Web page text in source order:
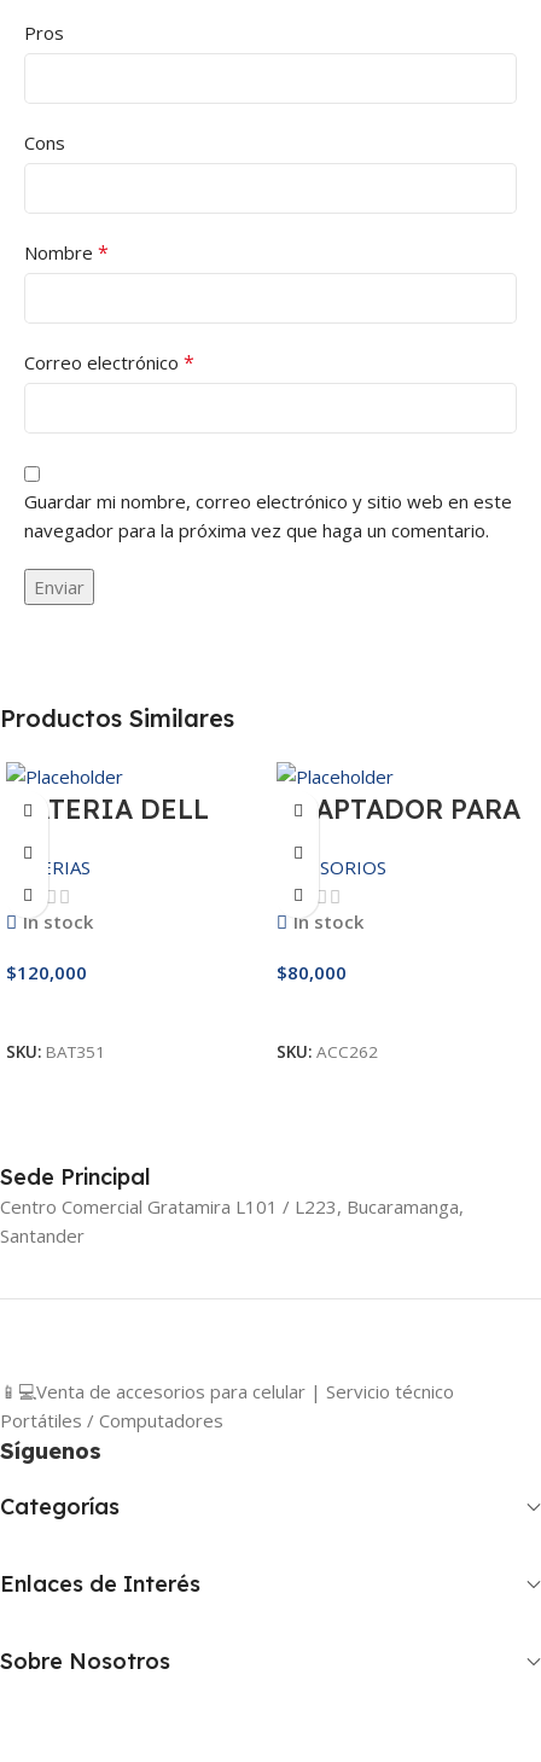
Pros
Cons
Nombre *
Correo electrónico *
Guardar mi nombre, correo electrónico y sitio web en este
navegador para la próxima vez que haga un comentario.
Productos Similares
BATERIA DELL
MR90Y/3421/15R-
3521/5421/3425
14.8V
BATERIAS
In stock
$120,000
SKU: BAT351
ADAPTADOR PARA
IPHONE 25W –
20W
ACCESORIOS
In stock
$80,000
SKU: ACC262
Sede Principal
Centro Comercial Gratamira L101 / L223, Bucaramanga,
Santander
📱💻Venta de accesorios para celular | Servicio técnico
Portátiles / Computadores
Síguenos
Categorías
Enlaces de Interés
Sobre Nosotros